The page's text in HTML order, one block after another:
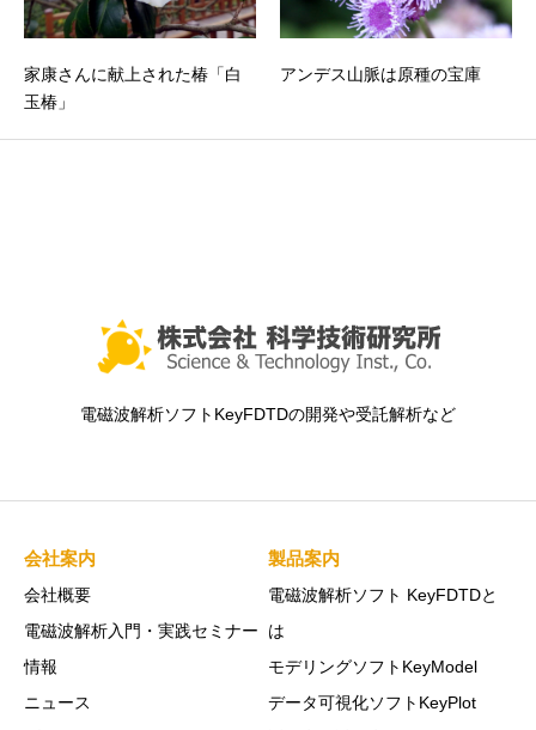
家康さんに献上された椿「白
玉椿」
アンデス山脈は原種の宝庫
電磁波解析ソフトKeyFDTDの開発や受託解析など
会社案内
会社概要
電磁波解析入門・実践セミナー
情報
ニュース
製品案内
電磁波解析ソフト KeyFDTDと
は
モデリングソフトKeyModel
データ可視化ソフトKeyPlot